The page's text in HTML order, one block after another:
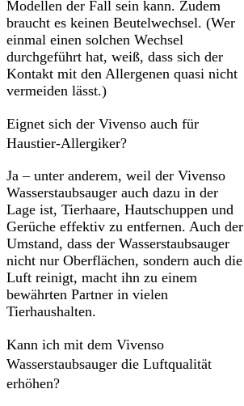
Modellen der Fall sein kann. Zudem
braucht es keinen Beutelwechsel. (Wer
einmal einen solchen Wechsel
durchgeführt hat, weiß, dass sich der
Kontakt mit den Allergenen quasi nicht
vermeiden lässt.)
Eignet sich der Vivenso auch für
Haustier-Allergiker?
Ja – unter anderem, weil der Vivenso
Wasserstaubsauger auch dazu in der
Lage ist, Tierhaare, Hautschuppen und
Gerüche effektiv zu entfernen. Auch der
Umstand, dass der Wasserstaubsauger
nicht nur Oberflächen, sondern auch die
Luft reinigt, macht ihn zu einem
bewährten Partner in vielen
Tierhaushalten.
Kann ich mit dem Vivenso
Wasserstaubsauger die Luftqualität
erhöhen?